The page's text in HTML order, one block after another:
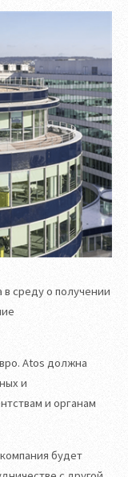
среду о получении
Atos должна
и
и органам
будет